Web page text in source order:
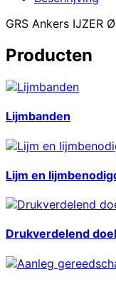
GRS Ankers IJZER
Producten
Lijmbanden
Lijm en
Drukverdelend